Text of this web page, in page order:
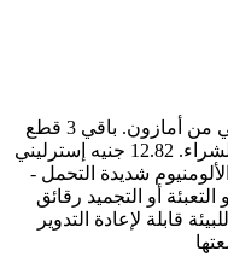
احصل عليه الجمعة 19 مايو. شحن مجاني من أمازون. باقي 3 قطع
فقط في المخزون. المزيد من خيارات الشراء. 12.82 جنيه إسترليني
شديدة التحمل -
ملم - الخبز أو التعبئة أو التجميد رقائق
قابلة لإعادة التدوير